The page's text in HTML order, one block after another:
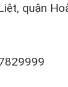
quận